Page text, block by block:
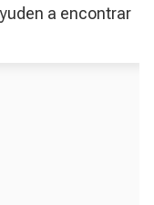
a encontrar